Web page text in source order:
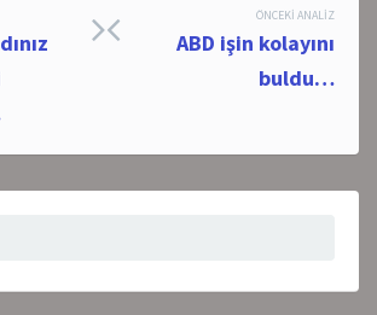
ÖNCEKI ANALIZ
ABD işin kolayını
buldu…